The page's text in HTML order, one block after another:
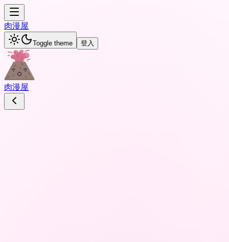
肉漫屋
Toggle theme 登入
肉漫屋